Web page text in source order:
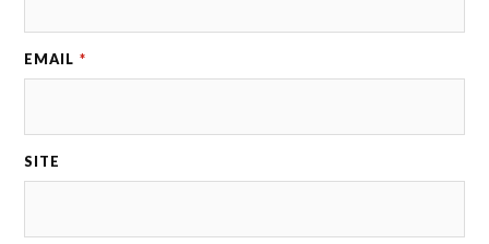
EMAIL *
SITE